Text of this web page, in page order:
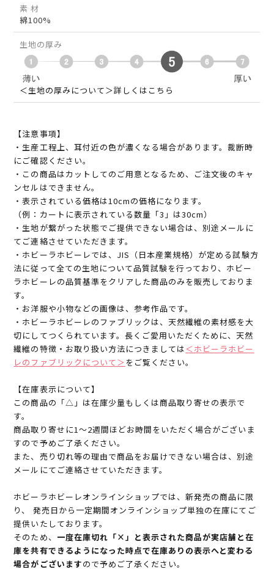
素 材
綿100%
生地の厚み
＜生地の厚みについて＞詳しくはこちら
【注意事項】
・生産工程上、耳付近の色が濃くなる場合があります。裁断時
にご確認ください。
・この商品はカットしてのご用意となるため、ご注文後のキャ
ンセルはできません。
・表示されている価格は10cmの価格になります。
（例：カートに表示されている数量「3」は30cm）
・生地が繋がった状態でご提供できない場合は、別途メールに
てご連絡させていただきます。
・ホビーラホビーレでは、JIS（日本産業規格）が定める試験方
法に従って全ての生地について品質試験を行っており、ホビー
ラホビーレの品質基準をクリアした商品のみを販売しておりま
す。
・お洋服や小物などの画像は、参考作品です。
・ホビーラホビーレのファブリックは、天然繊維の素材感を大
切にしてつくられています。長くご愛用いただくために、天然
繊維の特徴・お取り扱い方法につきましては＜ホビーラホビー
レのファブリックについて＞ をご覧ください。
【在庫表示について】
この商品の「△」は在庫少量もしくは商品取り寄せの表示で
す。
商品取り寄せに1～2週間ほどお時間をいただく場合がございま
すので予めご了承ください。
また、売り切れ等の理由で商品をお届けできない場合は、別途
メールにてご連絡させていただきます。
ホビーラホビーレオンラインショップでは、新発売の商品に限
り、 発売日から一定期間オンラインショップ単独の在庫にてご
提供いたしております。
そのため、 一度在庫切れ「×」と表示された商品が実店舗と在
庫を共有できるようになった時点で在庫ありの表示へと変わる
場合がございますので予めご了承ください。